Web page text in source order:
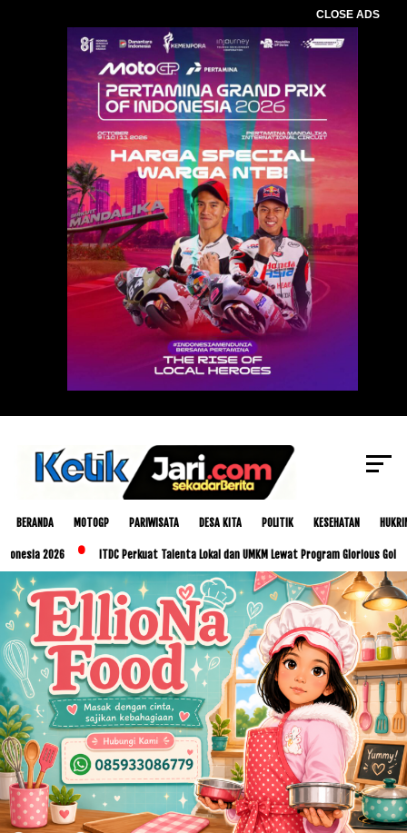
CLOSE ADS
BERANDA MOTOGP PARIWISATA DESA KITA POLITIK KESEHATAN
ITDC Perkuat Talenta Lokal dan UMKM Lewat Program Glorious Golo Mori